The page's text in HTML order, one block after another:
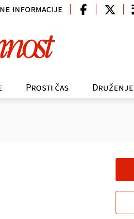
Prosti čas Druženje
informacije